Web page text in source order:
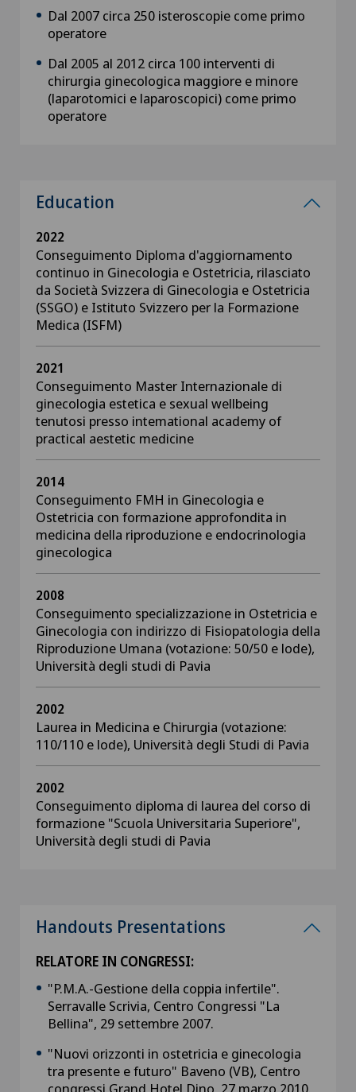
Dal 2007 circa 250 isteroscopie come primo
operatore
Dal 2005 al 2012 circa 100 interventi di
chirurgia ginecologica maggiore e minore
(laparotomici e laparoscopici) come primo
operatore
Education
2022
Conseguimento Diploma d'aggiornamento
continuo in Ginecologia e Ostetricia, rilasciato
da Società Svizzera di Ginecologia e Ostetricia
(SSGO) e Istituto Svizzero per la Formazione
Medica (ISFM)
2021
Conseguimento Master Internazionale di
ginecologia estetica e sexual wellbeing
tenutosi presso intemational academy of
practical aestetic medicine
2014
Conseguimento FMH in Ginecologia e
Ostetricia con formazione approfondita in
medicina della riproduzione e endocrinologia
ginecologica
2008
Conseguimento specializzazione in Ostetricia e
Ginecologia con indirizzo di Fisiopatologia della
Riproduzione Umana (votazione: 50/50 e lode),
Università degli studi di Pavia
2002
Laurea in Medicina e Chirurgia (votazione:
110/110 e lode), Università degli Studi di Pavia
2002
Conseguimento diploma di laurea del corso di
formazione "Scuola Universitaria Superiore",
Università degli studi di Pavia
Handouts Presentations
RELATORE IN CONGRESSI:
"P.M.A.-Gestione della coppia infertile".
Serravalle Scrivia, Centro Congressi "La
Bellina", 29 settembre 2007.
"Nuovi orizzonti in ostetricia e ginecologia
tra presente e futuro" Baveno (VB), Centro